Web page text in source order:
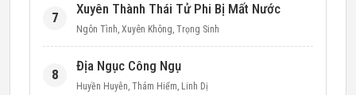
7
Xuyên Thành Thái Tử Phi Bị Mất Nước
Ngôn Tình, Xuyên Không, Trọng Sinh
8
Địa Ngục Công Ngụ
Huyền Huyễn, Thám Hiểm, Linh Dị